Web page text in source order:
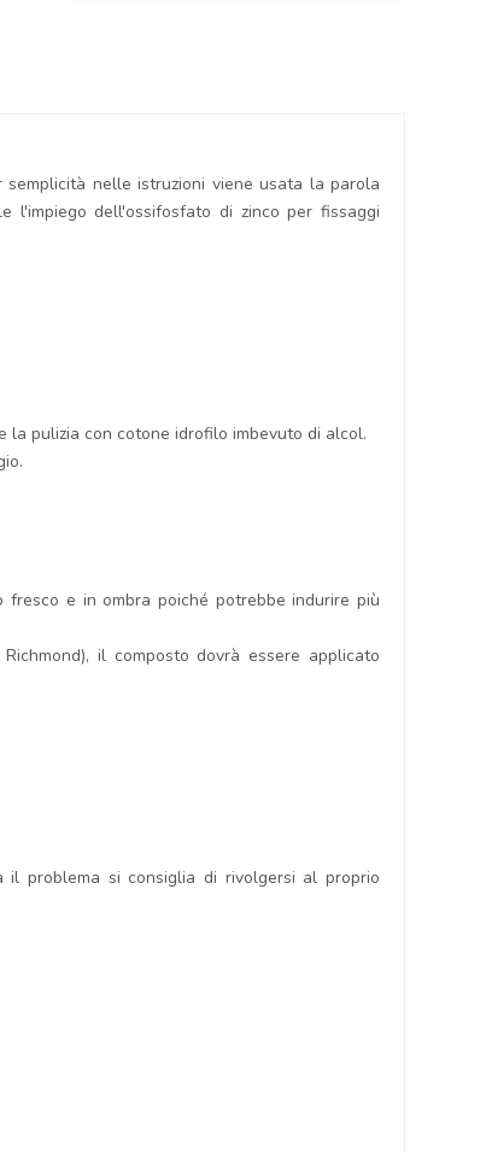
nelle istruzioni viene usata la parola
l'impiego dell'ossifosfato di zinco per fissaggi
pulizia con cotone idrofilo imbevuto di alcol.
e in ombra poiché potrebbe indurire più
il composto dovrà essere applicato
problema si consiglia di rivolgersi al proprio